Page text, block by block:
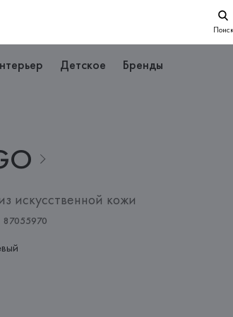
Поиск
Детское Бренды
искусственной кожи
87055970